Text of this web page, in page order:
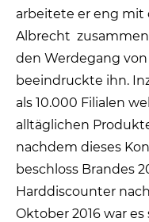
arbeitete er eng mit
Albrecht
den Werdegang von
beeindruckte ihn.
als 10.000 Filialen
alltäglichen
nachdem dieses
beschloss Brandes
Harddiscounter nach
Oktober 2016 war